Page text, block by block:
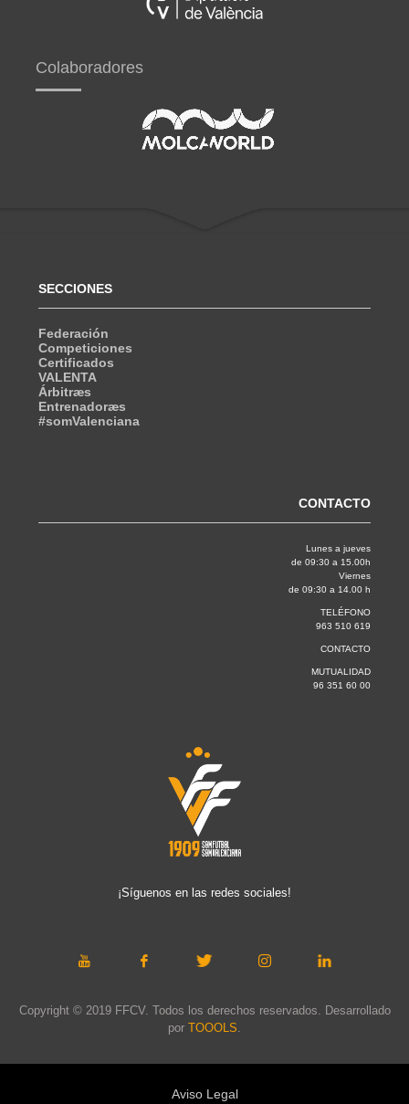
Colaboradores
SECCIONES
Federación
Competiciones
Certificados
VALENTA
Árbitræs
Entrenadoræs
#somValenciana
CONTACTO
Lunes a jueves
de 09:30 a 15.00h
Viernes
de 09:30 a 14.00 h
TELÉFONO
963 510 619
CONTACTO
MUTUALIDAD
96 351 60 00
¡Síguenos en las redes sociales!
Copyright © 2019 FFCV. Todos los derechos reservados. Desarrollado
por TOOOLS.
Aviso Legal